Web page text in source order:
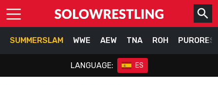
SUMMERSLAM WWE AEW TNA ROH
LANGUAGE: ES